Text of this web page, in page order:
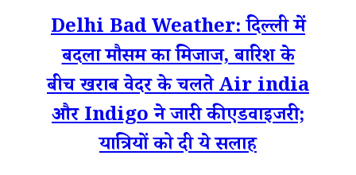
Delhi Bad Weather: दिल्ली में
बदला मौसम का मिजाज, बारिश के
बीच खराब वेदर के चलते Air india
और Indigo ने जारी की एडवाइजरी;
यात्रियों को दी ये सलाह